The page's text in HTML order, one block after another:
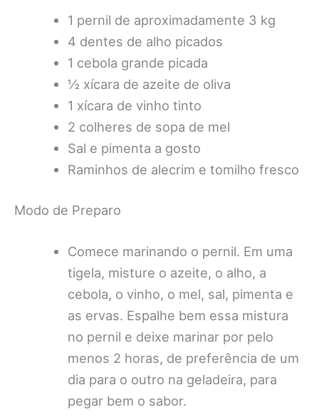
1 pernil de aproximadamente 3 kg
4 dentes de alho picados
1 cebola grande picada
½ xícara de azeite de oliva
1 xícara de vinho tinto
2 colheres de sopa de mel
Sal e pimenta a gosto
Raminhos de alecrim e tomilho fresco
Modo de Preparo
Comece marinando o pernil. Em uma
tigela, misture o azeite, o alho, a
cebola, o vinho, o mel, sal, pimenta e
as ervas. Espalhe bem essa mistura
no pernil e deixe marinar por pelo
menos 2 horas, de preferência de um
dia para o outro na geladeira, para
pegar bem o sabor.